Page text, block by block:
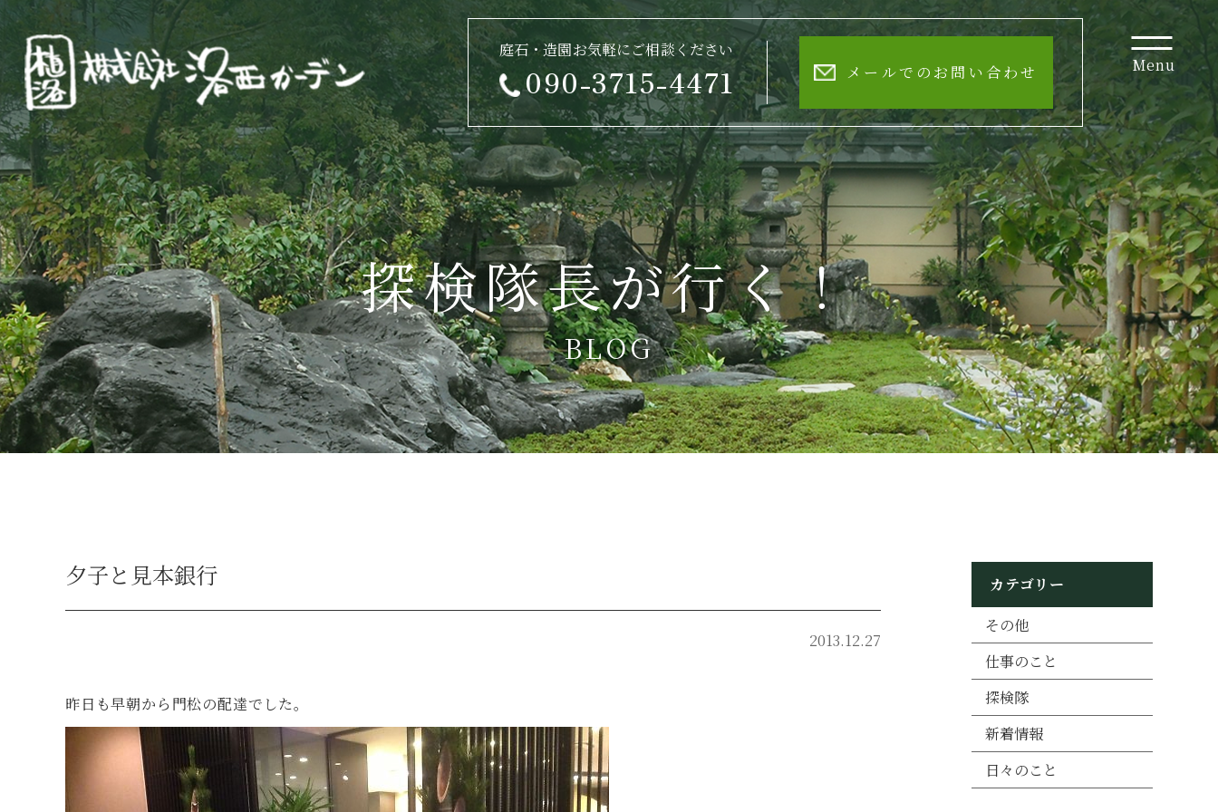
庭石・造園お気軽にご相談ください
090-3715-4471 メールでのお問い合わせ Menu
探検隊長が行く！
BLOG
夕子と見本銀行
2013.12.27
昨日も早朝から門松の配達でした。
カテゴリー
その他
仕事のこと
探検隊
新着情報
日々のこと